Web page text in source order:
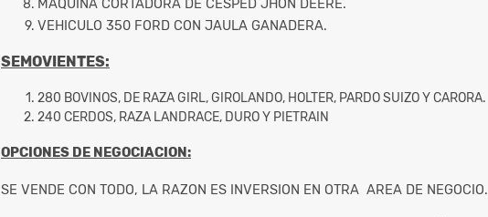
VEHICULO 350 FORD CON JAULA GANADERA.
SEMOVIENTES:
280 BOVINOS, DE RAZA GIRL, GIROLANDO, HOLTER, PARDO SUIZO Y CARORA.
240 CERDOS, RAZA LANDRACE, DURO Y PIETRAIN
OPCIONES DE NEGOCIACION:
SE VENDE CON TODO, LA RAZON ES INVERSION EN OTRA AREA DE NEGOCIO.